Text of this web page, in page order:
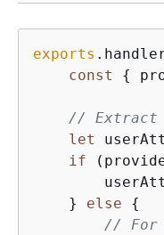
exports
const
{
// Extract
let
if
    }
else
{
// For